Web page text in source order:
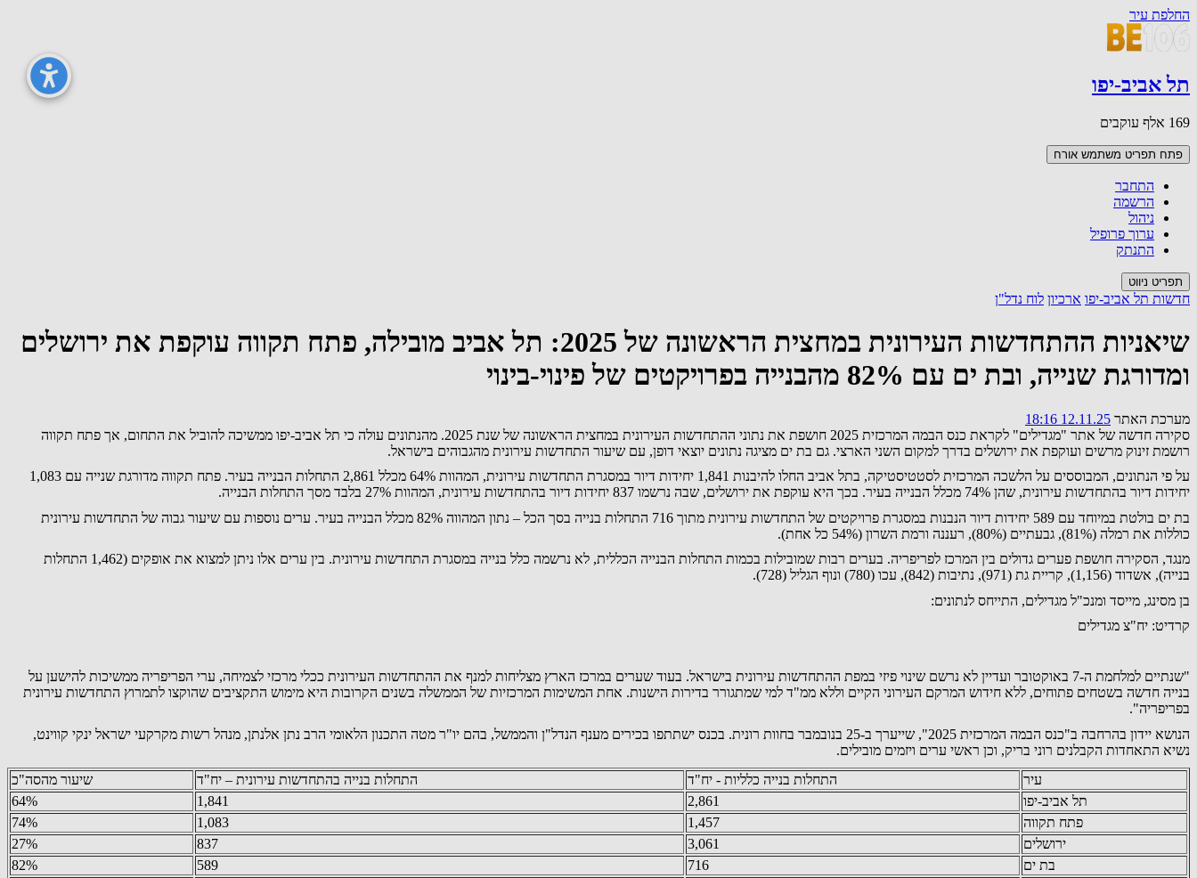
החלפת עיר
תל אביב-יפו
169 אלף עוקבים
פתח תפריט משתמש אורח
התחבר
הרשמה
ניהול
ערוך פרופיל
התנתק
תפריט ניווט
חדשות תל אביב-יפו ארכיון לוח נדל"ן
שיאניות ההתחדשות העירונית במחצית הראשונה של 2025: תל אביב מובילה, פתח תקווה עוקפת את ירושלים
ומדורגת שנייה, ובת ים עם 82% מהבנייה בפרויקטים של פינוי-בינוי
מערכת האתר 12.11.25 18:16
סקירה חדשה של אתר "מגדילים" לקראת כנס הבמה המרכזית 2025 חושפת את נתוני ההתחדשות העירונית במחצית הראשונה של שנת 2025. מהנתונים עולה כי תל אביב-יפו ממשיכה להוביל את התחום, אך פתח תקווה
רושמת זינוק מרשים ועוקפת את ירושלים בדרך למקום השני הארצי. גם בת ים מציגה נתונים יוצאי דופן, עם שיעור התחדשות עירונית מהגבוהים בישראל.
על פי הנתונים, המבוססים על הלשכה המרכזית לסטטיסטיקה, בתל אביב החלו להיבנות 1,841 יחידות דיור במסגרת התחדשות עירונית, המהוות 64% מכלל 2,861 התחלות הבנייה בעיר. פתח תקווה מדורגת שנייה עם 1,083
יחידות דיור בהתחדשות עירונית, שהן 74% מכלל הבנייה בעיר. בכך היא עוקפת את ירושלים, שבה נרשמו 837 יחידות דיור בהתחדשות עירונית, המהוות 27% בלבד מסך התחלות הבנייה.
בת ים בולטת במיוחד עם 589 יחידות דיור הנבנות במסגרת פרויקטים של התחדשות עירונית מתוך 716 התחלות בנייה בסך הכל – נתון המהווה 82% מכלל הבנייה בעיר. ערים נוספות עם שיעור גבוה של התחדשות עירונית
כוללות את רמלה (81%), גבעתיים (80%), רעננה ורמת השרון (54% כל אחת).
מנגד, הסקירה חושפת פערים גדולים בין המרכז לפריפריה. בערים רבות שמובילות בכמות התחלות הבנייה הכללית, לא נרשמה כלל בנייה במסגרת התחדשות עירונית. בין ערים אלו ניתן למצוא את אופקים (1,462 התחלות
בנייה), אשדוד (1,156), קריית גת (971), נתיבות (842), עכו (780) ונוף הגליל (728).
בן מסינג, מייסד ומנכ"ל מגדילים, התייחס לנתונים:
קרדיט: יח"צ מגדילים
"שנתיים למלחמת ה-7 באוקטובר ועדיין לא נרשם שינוי פיזי במפת ההתחדשות עירונית בישראל. בעוד שערים במרכז הארץ מצליחות למנף את ההתחדשות העירונית ככלי מרכזי לצמיחה, ערי הפריפריה ממשיכות להישען על
בנייה חדשה בשטחים פתוחים, ללא חידוש המרקם העירוני הקיים וללא ממ"ד למי שמתגורר בדירות הישנות. אחת המשימות המרכזיות של הממשלה בשנים הקרובות היא מימוש התקציבים שהוקצו לתמרוץ התחדשות עירונית
בפריפריה".
הנושא יידון בהרחבה ב"כנס הבמה המרכזית 2025", שייערך ב-25 בנובמבר בחוות רונית. בכנס ישתתפו בכירים מענף הנדל"ן והממשל, בהם יו"ר מטה התכנון הלאומי הרב נתן אלנתן, מנהל רשות מקרקעי ישראל ינקי קווינט,
נשיא התאחדות הקבלנים רוני בריק, וכן ראשי ערים ויזמים מובילים.
שיעור מהסה"כ
התחלות בנייה בהתחדשות עירונית – יח"ד התחלות בנייה כלליות - יח"ד
עיר
64%
1,841 2,861
תל אביב-יפו
74%
1,083 1,457
פתח תקווה
27%
837 3,061
ירושלים
82%
589 716
בת ים